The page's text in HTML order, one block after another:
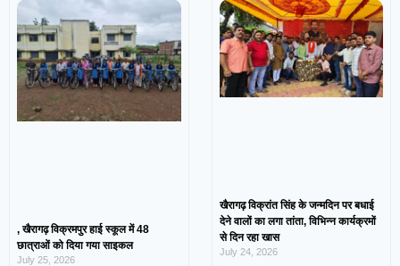
, खैरागढ़ विक्रमपुर हाई स्कूल में 48
छात्राओं को दिया गया साइकल
July 25, 2026
खैरागढ़ विक्रांत सिंह के जन्मदिन पर बधाई
देने वालों का लगा तांता, विभिन्न कार्यक्रमों
से दिन रहा खास
July 24, 2026